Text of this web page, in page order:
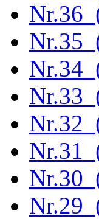
Nr.36
Nr.35
Nr.34
Nr.33
Nr.32
Nr.31
Nr.30
Nr.29